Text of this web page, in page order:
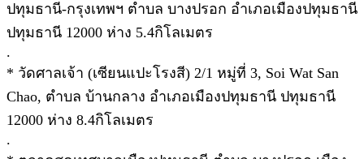
ปทุมธานี-กรุงเทพฯ ตำบล บางปรอก อำเภอเมืองปทุมธานี
ปทุมธานี 12000 ห่าง 5.4กิโลเมตร
.
* วัดศาลเจ้า (เซียนแปะโรงสี) 2/1 หมู่ที่ 3, Soi Wat San
Chao, ตำบล บ้านกลาง อำเภอเมืองปทุมธานี ปทุมธานี
12000 ห่าง 8.4กิโลเมตร
.